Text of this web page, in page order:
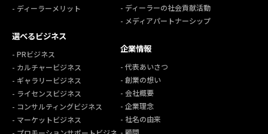
- ディーラーメリット
選べるビジネス
- PRビジネス
- カルチャービジネス
- ギャラリービジネス
- ライセンスビジネス
- コンサルティングビジネス
- マーケットビジネス
- ディーラーの社会貢献活動
- メディアパートナーシップ
企業情報
- 代表あいさつ
- 創業の想い
- 会社概要
- 企業理念
- 社名の由来
- 顧問